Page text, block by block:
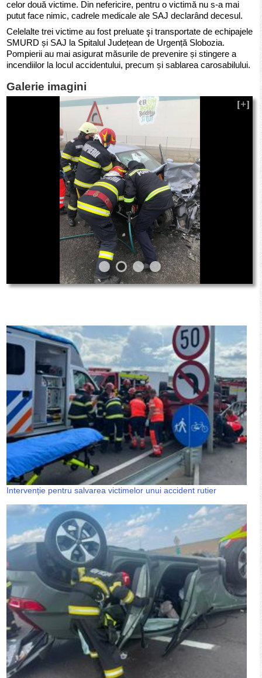
celor două victime. Din nefericire, pentru o victimă nu s-a mai
putut face nimic, cadrele medicale ale SAJ declarând decesul.
Celelalte trei victime au fost preluate şi transportate de echipajele
SMURD și SAJ la Spitalul Județean de Urgență Slobozia.
Pompierii au mai asigurat măsurile de prevenire și stingere a
incendiilor la locul accidentului, precum și sablarea carosabilului.
Galerie imagini
Intervenție pentru salvarea victimelor unui accident rutier